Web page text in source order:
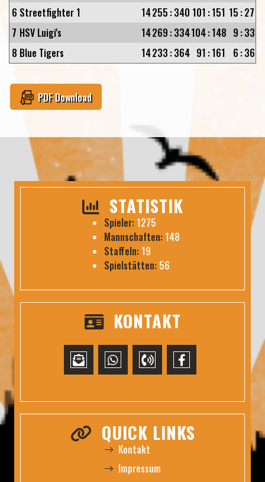
6 Streetfighter 1 14255 :340 101 :151 15 :27
7 HSV Luigi's 14269 :334104:148 9 :33
8 Blue Tigers 14233 :364 91 :161 6 :36
PDF Download
STATISTIK
Spieler: 1275
Mannschaften: 148
Staffeln: 19
Spielstätten: 56
KONTAKT
QUICK LINKS
Kontakt
Impressum